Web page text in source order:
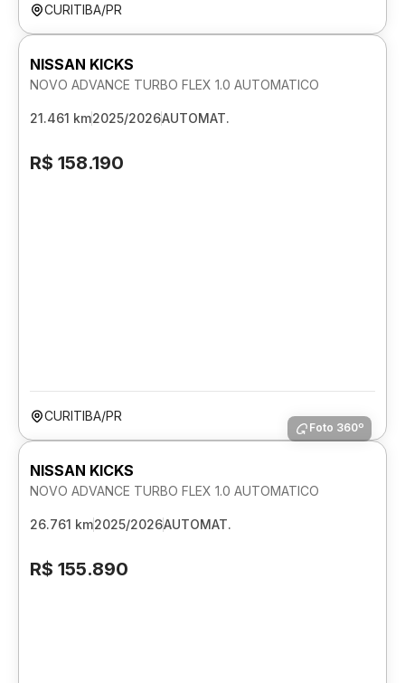
CURITIBA/PR
NISSAN KICKS
NOVO ADVANCE TURBO FLEX 1.0 AUTOMATICO
21.461 km2025/2026AUTOMAT.
R$ 158.190
CURITIBA/PR
Foto 360º
NISSAN KICKS
NOVO ADVANCE TURBO FLEX 1.0 AUTOMATICO
26.761 km2025/2026AUTOMAT.
R$ 155.890